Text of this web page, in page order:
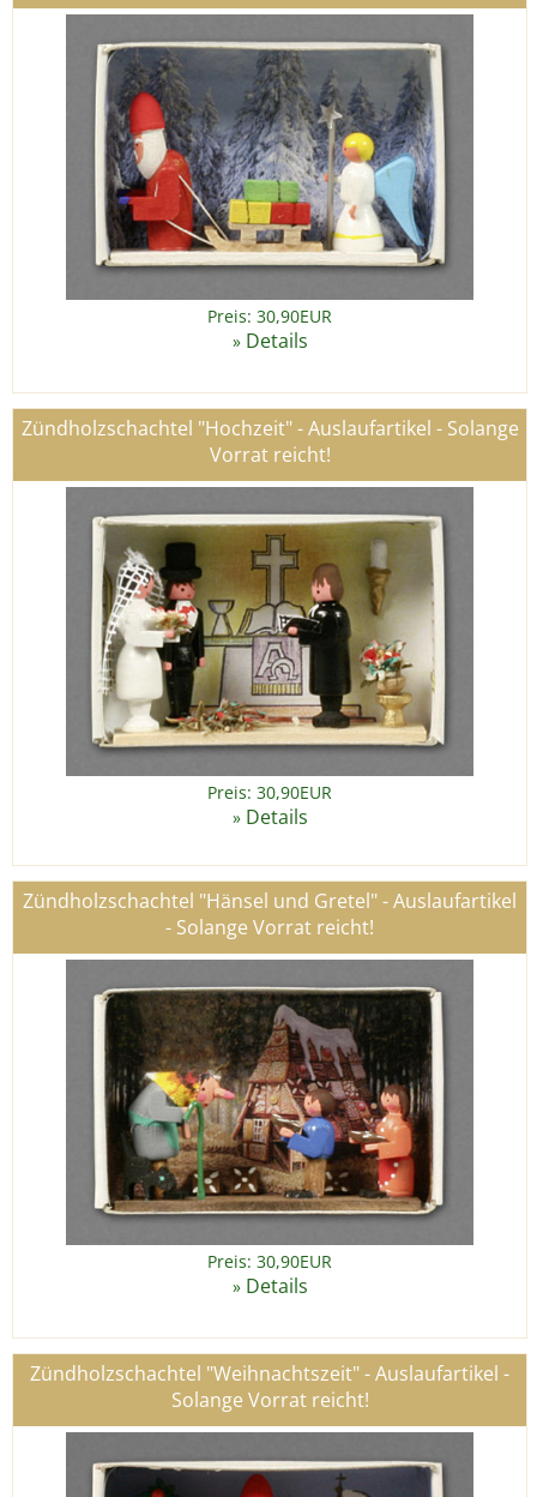
Preis: 30,90EUR
» Details
Zündholzschachtel "Hochzeit" - Auslaufartikel - Solange
Vorrat reicht!
Preis: 30,90EUR
» Details
Zündholzschachtel "Hänsel und Gretel" - Auslaufartikel
- Solange Vorrat reicht!
Preis: 30,90EUR
» Details
Zündholzschachtel "Weihnachtszeit" - Auslaufartikel -
Solange Vorrat reicht!